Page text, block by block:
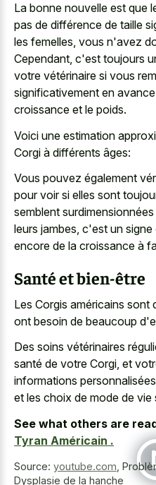
La bonne nouvelle est que
pas de différence de taille
les femelles, vous n'avez
Cependant, c'est toujours
votre vétérinaire si vous
significativement en
croissance et le poids.
Voici une estimation
Corgi à différents âges:
Vous pouvez également
pour voir si elles sont
semblent
leurs jambes, c'est un
encore de la croissance à
Santé et bien-être
Les Corgis américains
ont besoin de beaucoup
Des soins vétérinaires
santé de votre Corgi, et
informations
et les choix de mode de
See what others are
Tyran Américain .
Source: youtube.com
Dysplasie de la hanche